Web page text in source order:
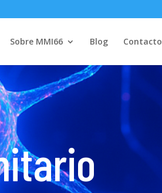
Sobre MMI66 Blog Contacto